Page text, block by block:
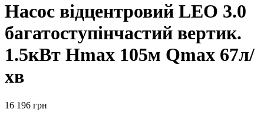
Насос відцентровий LEO 3.0
багатоступінчастий вертик.
1.5кВт Hmax 105м Qmax 67л/
хв
16 196 грн